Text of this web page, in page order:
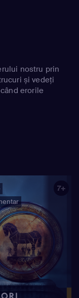
nostru prin
și vedeți
erorile
7+